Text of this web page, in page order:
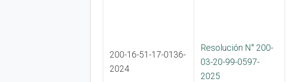
200-16-51-17-0136-
2024
Resolución N° 200-
03-20-99-0597-
2025